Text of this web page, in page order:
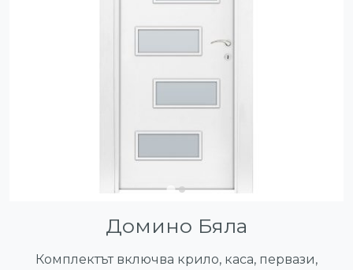
Домино Бяла
Комплектът включва крило, каса, первази,